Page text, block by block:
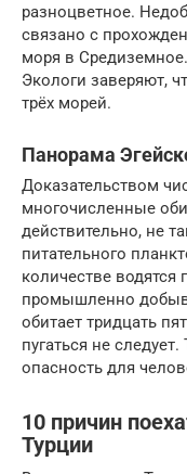
разноцветное.
связано с
моря в
Экологи заверяют,
трёх морей.
Панорама
Доказательством
многочисленные
действительно, не
питательного
количестве водятся
промышленно
обитает тридцать
пугаться не
опасность для
10 причин
Турции